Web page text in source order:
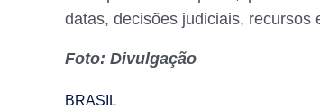
datas, decisões judiciais, recursos
Foto: Divulgação
BRASIL